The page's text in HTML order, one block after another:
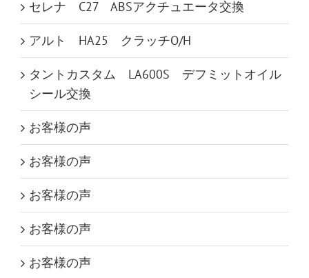
セレナ C27 ABSアクチュエータ交換
アルト HA25 クラッチO/H
タントカスタム LA600S デフミットオイル
シール交換
お客様の声
お客様の声
お客様の声
お客様の声
お客様の声